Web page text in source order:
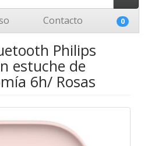
Contacto 0
Philips
estuche de
6h/ Rosas